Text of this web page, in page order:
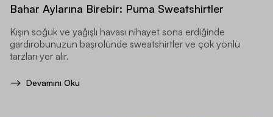
Bahar Aylarına Birebir: Puma Sweatshirtler
Kışın soğuk ve yağışlı havası nihayet sona erdiğinde
gardırobunuzun başrolünde sweatshirtler ve çok yönlü
tarzları yer alır.
Devamını Oku